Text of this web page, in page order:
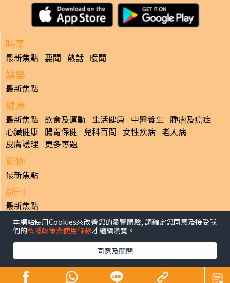
時事
最新焦點 要聞 熱話 暖聞
娛樂
最新焦點
健康
最新焦點 飲食及運動 生活健康 中醫養生 腫瘤及癌症
心臟健康 腸胃保健 兒科百問 女性疾病 老人病
皮膚護理 更多專題
寵物
最新焦點
副刊
最新焦點
日報
揭頁版 港聞 財經/地產 中國/國際
生活副刊
體育 專題/人物
香港經濟日報版權所有©2026
本網站使用Cookies來改善您的瀏覽體驗, 請確定您同意及接受我
們的私隱政策與使用條款才繼續瀏覽。
同意及關閉